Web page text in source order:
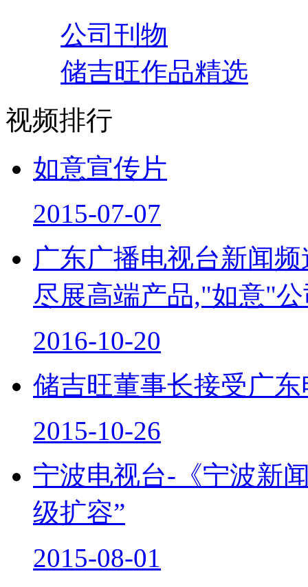
公司刊物
储吉旺作品精选
视频排行
如意宣传片
2015-07-07
广东广播电视台新闻
尽展高端产品,"如意"
2016-10-20
储吉旺董事长接受广
2015-10-26
宁波电视台-《宁波新
级扩容”
2015-08-01